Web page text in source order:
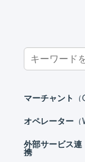
Search
for:
マーチャント
オペレーター
外部サービス連
携
マーチ
一括登録する
商品